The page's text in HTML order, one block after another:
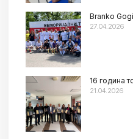
Branko
27.04.2026
16 година
21.04.2026